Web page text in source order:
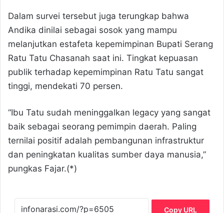
Dalam survei tersebut juga terungkap bahwa
Andika dinilai sebagai sosok yang mampu
melanjutkan estafeta kepemimpinan Bupati Serang
Ratu Tatu Chasanah saat ini. Tingkat kepuasan
publik terhadap kepemimpinan Ratu Tatu sangat
tinggi, mendekati 70 persen.
“Ibu Tatu sudah meninggalkan legacy yang sangat
baik sebagai seorang pemimpin daerah. Paling
ternilai positif adalah pembangunan infrastruktur
dan peningkatan kualitas sumber daya manusia,”
pungkas Fajar.(*)
Copy URL